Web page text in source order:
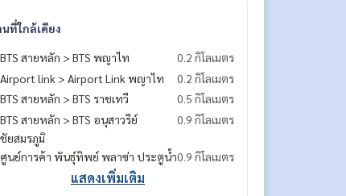
ที่ใกล้เคียง
BTS สายหลัก > BTS พญาไท
0.2 กิโลเมตร
Airport link > Airport Link พญาไท
0.2 กิโลเมตร
BTS สายหลัก > BTS ราชเทวี
0.5 กิโลเมตร
BTS สายหลัก > BTS อนุสาวรีย์
ชัยสมรภูมิ
0.9 กิโลเมตร
ศูนย์การค้า พันธุ์ทิพย์ พลาซ่า ประตูน้ำ0.9 กิโลเมตร
แสดงเพิ่มเติม